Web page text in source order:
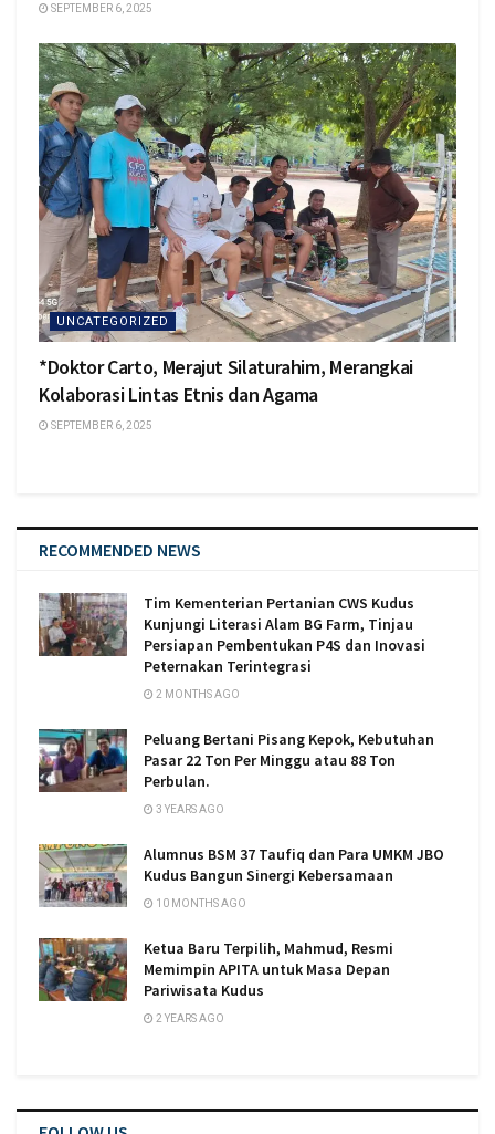
SEPTEMBER 6, 2025
UNCATEGORIZED
*Doktor Carto, Merajut Silaturahim, Merangkai
Kolaborasi Lintas Etnis dan Agama
SEPTEMBER 6, 2025
RECOMMENDED NEWS
Tim Kementerian Pertanian CWS Kudus
Kunjungi Literasi Alam BG Farm, Tinjau
Persiapan Pembentukan P4S dan Inovasi
Peternakan Terintegrasi
2 MONTHS AGO
Peluang Bertani Pisang Kepok, Kebutuhan
Pasar 22 Ton Per Minggu atau 88 Ton
Perbulan.
3 YEARS AGO
Alumnus BSM 37 Taufiq dan Para UMKM JBO
Kudus Bangun Sinergi Kebersamaan
10 MONTHS AGO
Ketua Baru Terpilih, Mahmud, Resmi
Memimpin APITA untuk Masa Depan
Pariwisata Kudus
2 YEARS AGO